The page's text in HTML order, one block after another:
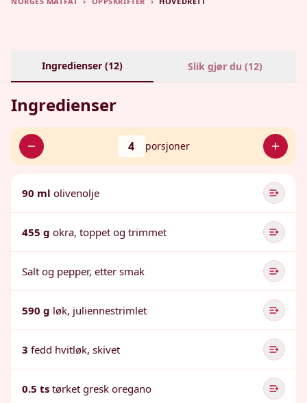
Ingredienser (12) Slik gjør du (12)
Ingredienser
4 porsjoner
90 ml olivenolje
455 g okra, toppet og trimmet
Salt og pepper, etter smak
590 g løk, juliennestrimlet
3 fedd hvitløk, skivet
0.5 ts tørket gresk oregano